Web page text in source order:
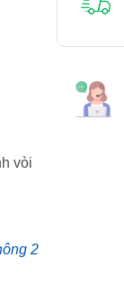
vòi
2